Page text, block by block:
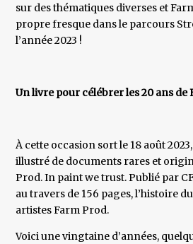
sur des thématiques diverses et
propre fresque dans le parcours
l’année 2023 !
Un livre pour célébrer les 20 ans de
À cette occasion sort le 18 août
illustré de documents rares et
Prod. In paint we trust. Publié par
au travers de 156 pages, l’histoire
artistes Farm Prod.
Voici une vingtaine d’années,